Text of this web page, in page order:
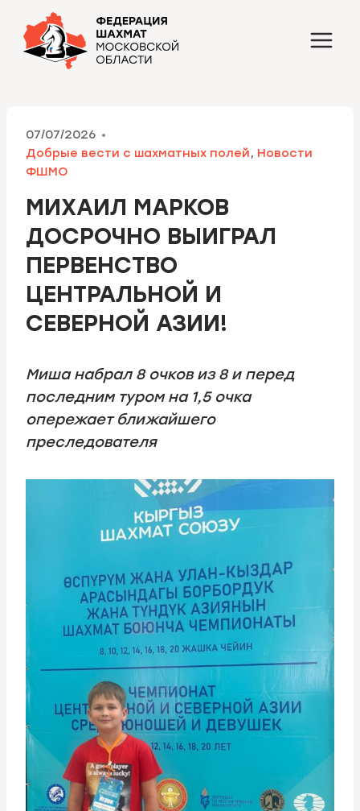
Перейти
содержимому
07/07/2026
Добрые вести с шахматных полей, Новости
ФШМО
МИХАИЛ МАРКОВ
ДОСРОЧНО ВЫИГРАЛ
ПЕРВЕНСТВО
ЦЕНТРАЛЬНОЙ И
СЕВЕРНОЙ АЗИИ!
Миша набрал 8 очков из 8 и перед
последним туром на 1,5 очка
опережает ближайшего
преследователя